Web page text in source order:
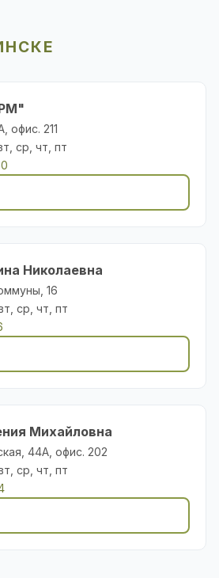
офис. 211
ср, чт, пт
Николаевна
16
ср, чт, пт
Михайловна
44А, офис. 202
ср, чт, пт